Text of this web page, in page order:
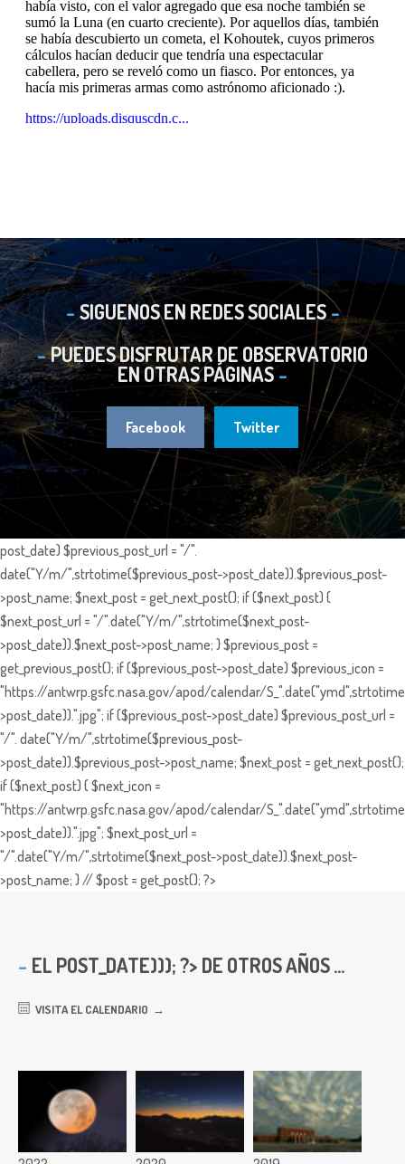
SIGUENOS EN REDES SOCIALES
PUEDES DISFRUTAR DE OBSERVATORIO
EN OTRAS PÁGINAS
Facebook Twitter
post_date) $previous_post_url = "/".
date("Y/m/",strtotime($previous_post->post_date)).$previous_post-
>post_name; $next_post = get_next_post(); if ($next_post) {
$next_post_url = "/".date("Y/m/",strtotime($next_post-
>post_date)).$next_post->post_name; } $previous_post =
get_previous_post(); if ($previous_post->post_date) $previous_icon =
"https://antwrp.gsfc.nasa.gov/apod/calendar/
>post_date)).".jpg"; if ($previous_post->post_date) $previous_post_url =
"/". date("Y/m/",strtotime($previous_post-
>post_date)).$previous_post->post_name; $next_post = get_next_post();
if ($next_post) { $next_icon =
"https://antwrp.gsfc.nasa.gov/apod/calendar/
>post_date)).".jpg"; $next_post_url =
"/".date("Y/m/",strtotime($next_post->post_date)).$next_post-
>post_name; } // $post = get_post(); ?>
EL POST_DATE))); ?> DE OTROS AÑOS ...
VISITA EL CALENDARIO